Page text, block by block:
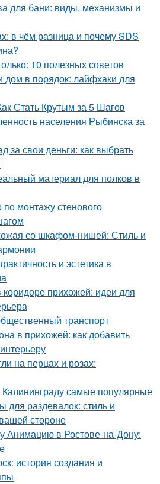
для бани: виды, механизмы и
в чём разница и почему SDS
10 полезных советов
дом в порядок: лайфхаки для
Стать Крутым за 5 Шагов
населения Рыбинска за
свои деньги: как выбрать
материал для полков в
монтажу стенового
со шкафом-нишей: Стиль и
и эстетика в
коридоре прихожей: идеи для
транспорт
в прихожей: как добавить
на перцах и розах:
Калининграду самые популярные
раздевалок: стиль и
стороне
Анимацию в Ростове-на-Дону:
история создания и